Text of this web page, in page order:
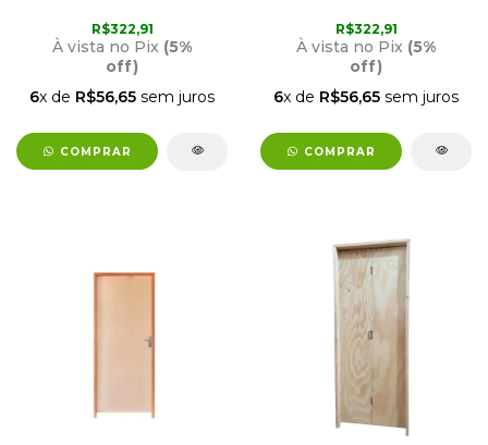
ESQUERDA RODAM
R$322,91
À vista no Pix (5%
off)
6x de R$56,65 sem juros
COMPRAR
DIREITA RODAM
R$322,91
À vista no Pix (5%
off)
6x de R$56,65 sem juros
COMPRAR